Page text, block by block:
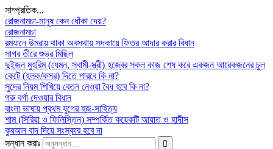
সাম্প্রতিক...
রোজনামচা-মানুষ কেন ধোঁকা দেয়?
রোজনামচা
রমযানে উমরায় থাকা অবস্থায় সদকায়ে ফিতর আদার করার বিধান
সাগর তীরে শুভ্র মিছিল
দুইজন মুহরিম (যেমন, স্বামী-স্ত্রী) হজ্বের সকল কাজ শেষ করে একজন আরেকজনের চুল
কেটে (হলক/কসর) দিতে পারবে কি না?
সুদের নিয়ম শিখিয়ে বেতন নেওয়া বৈধ হবে কি না?
গরু বর্গা দেওয়ার বিধান
বাংলা ভাষায় প্রথম যুগের হজ-সাহিত্য
শাম (সিরিয়া ও ফিলিস্তিন) সম্পর্কিত কয়েকটি আয়াত ও হাদীস
কুরআন বাদ দিয়ে সংস্কার হবে না
সন্ধান করাঃ